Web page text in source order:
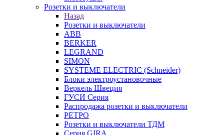
Розетки и выключатели
Назад
Розетки и выключатели
ABB
BERKER
LEGRAND
SIMON
SYSTEME ELECTRIC (Schneider)
Блоки электроустановочные
Веркель Швеция
ГУСИ Серия
Распродажа розетки и выключатели
РЕТРО
Розетки и выключатели ТДМ